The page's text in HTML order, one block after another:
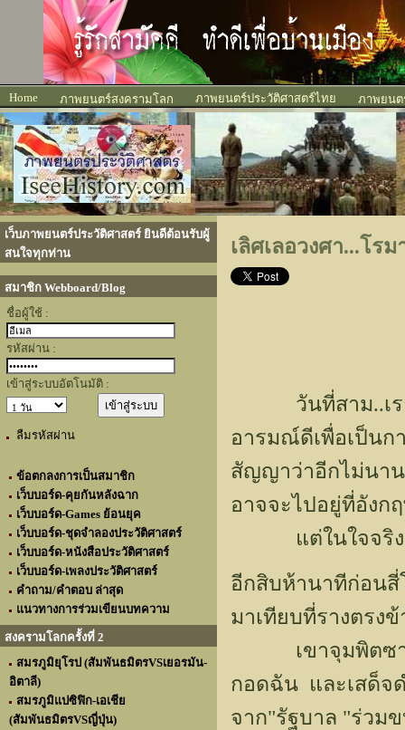
Home ภาพยนตร์สงครามโลก ภาพยนตร์ประวัติศาสตร์ไทย ภาพยนต
เว็บภาพยนตร์ประวัติศาสตร์ ยินดีต้อนรับผู้
สนใจทุกท่าน
สมาชิก Webboard/Blog
ชื่อผู้ใช้ :
รหัสผ่าน :
เข้าสู่ระบบอัตโนมัติ :
ลืมรหัสผ่าน
ข้อตกลงการเป็นสมาชิก
เว็บบอร์ด-คุยกันหลังฉาก
เว็บบอร์ด-Games ย้อนยุค
เว็บบอร์ด-ชุดจำลองประวัติศาสตร์
เว็บบอร์ด-หนังสือประวัติศาสตร์
เว็บบอร์ด-เพลงประวัติศาสตร์
คำถาม/คำตอบ ล่าสุด
แนวทางการร่วมเขียนบทความ
สงครามโลกครั้งที่ 2
สมรภูมิยุโรป (สัมพันธมิตรVSเยอรมัน-
อิตาลี)
สมรภูมิแปซิฟิก-เอเชีย
(สัมพันธมิตรVSญี่ปุ่น)
เลิศเลอวงศา...โร
วันที่สาม..เราทั้
อารมณ์ดีเพื่อเป็นก
สัญญาว่าอีกไม่นา
อาจจะไปอยู่ที่อังก
แต่ในใจจริงๆแ
อีกสิบห้านาทีก่อนสี่
มาเทียบที่รางตรง
เขาจุมพิตซาริน
กอดฉัน และเสด็จ
จาก"รัฐบาล "ร่วม